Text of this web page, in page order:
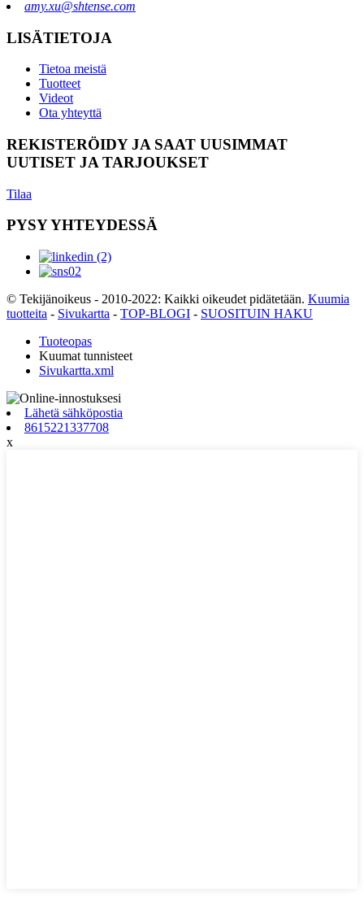
amy.xu@shtense.com
LISÄTIETOJA
Tietoa meistä
Tuotteet
Videot
Ota yhteyttä
REKISTERÖIDY JA SAAT UUSIMMAT
UUTISET JA TARJOUKSET
Tilaa
PYSY YHTEYDESSÄ
© Tekijänoikeus - 2010-2022: Kaikki oikeudet pidätetään. Kuumia
tuotteita - Sivukartta - TOP-BLOGI - SUOSITUIN HAKU
Tuoteopas
Kuumat tunnisteet
Sivukartta.xml
Lähetä sähköpostia
8615221337708
x